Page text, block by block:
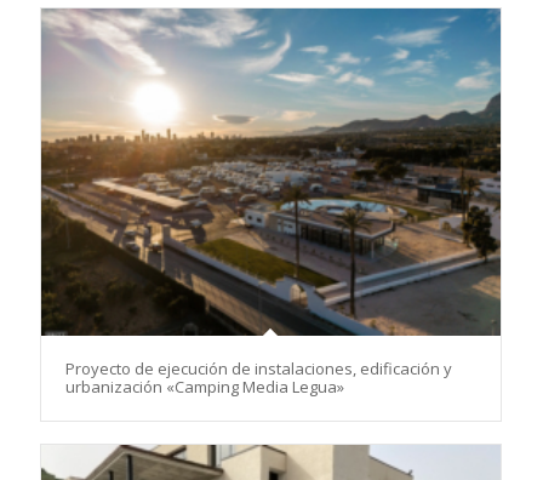
Proyecto de ejecución de instalaciones, edificación y
urbanización «Camping Media Legua»